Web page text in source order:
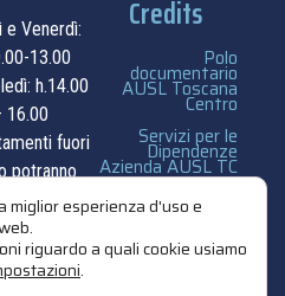
e Venerdì:
13.00
h.14.00
16.00
fuori
potranno
su
Credits
Polo
documentario
AUSL Toscana
Centro
Servizi per le
Dipendenze
Azienda AUSL TC
privacy e cookie
miglior esperienza d'uso e
riguardo a quali cookie usiamo
.